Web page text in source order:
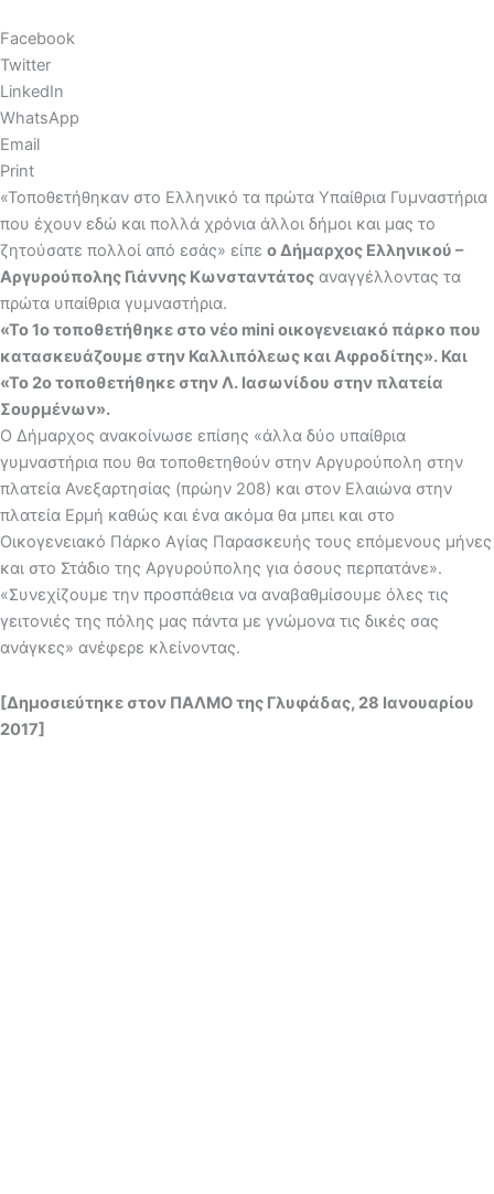
Facebook
Twitter
LinkedIn
WhatsApp
Email
Print
«Τοποθετήθηκαν στο Ελληνικό τα πρώτα Υπαίθρια Γυμναστήρια
που έχουν εδώ και πολλά χρόνια άλλοι δήμοι και μας το
ζητούσατε πολλοί από εσάς» είπε ο Δήμαρχος Ελληνικού –
Αργυρούπολης Γιάννης Κωνσταντάτος αναγγέλλοντας τα
πρώτα υπαίθρια γυμναστήρια.
«Το 1ο τοποθετήθηκε στο νέο mini οικογενειακό πάρκο που
κατασκευάζουμε στην Καλλιπόλεως και Αφροδίτης». Και
«Το 2ο τοποθετήθηκε στην Λ. Ιασωνίδου στην πλατεία
Σουρμένων».
Ο Δήμαρχος ανακοίνωσε επίσης «άλλα δύο υπαίθρια
γυμναστήρια που θα τοποθετηθούν στην Αργυρούπολη στην
πλατεία Ανεξαρτησίας (πρώην 208) και στον Ελαιώνα στην
πλατεία Ερμή καθώς και ένα ακόμα θα μπει και στο
Οικογενειακό Πάρκο Αγίας Παρασκευής τους επόμενους μήνες
και στο Στάδιο της Αργυρούπολης για όσους περπατάνε».
«Συνεχίζουμε την προσπάθεια να αναβαθμίσουμε όλες τις
γειτονιές της πόλης μας πάντα με γνώμονα τις δικές σας
ανάγκες» ανέφερε κλείνοντας.
[Δημοσιεύτηκε στον ΠΑΛΜΟ της Γλυφάδας, 28 Ιανουαρίου
2017]